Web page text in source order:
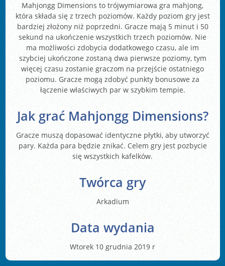
Mahjongg Dimensions to trójwymiarowa gra mahjong,
która składa się z trzech poziomów. Każdy poziom gry jest
bardziej złożony niż poprzedni. Gracze mają 5 minut i 50
sekund na ukończenie wszystkich trzech poziomów. Nie
ma możliwości zdobycia dodatkowego czasu, ale im
szybciej ukończone zostaną dwa pierwsze poziomy, tym
więcej czasu zostanie graczom na przejście ostatniego
poziomu. Gracze mogą zdobyć punkty bonusowe za
łączenie właściwych par w szybkim tempie.
Jak grać Mahjongg Dimensions?
Gracze muszą dopasować identyczne płytki, aby utworzyć
pary. Każda para będzie znikać. Celem gry jest pozbycie
się wszystkich kafelków.
Twórca gry
Arkadium
Data wydania
Wtorek 10 grudnia 2019 r